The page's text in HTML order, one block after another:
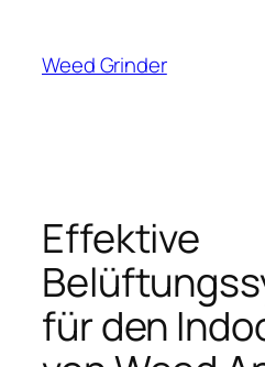
springen
Weed Grinder
Effektive
für den